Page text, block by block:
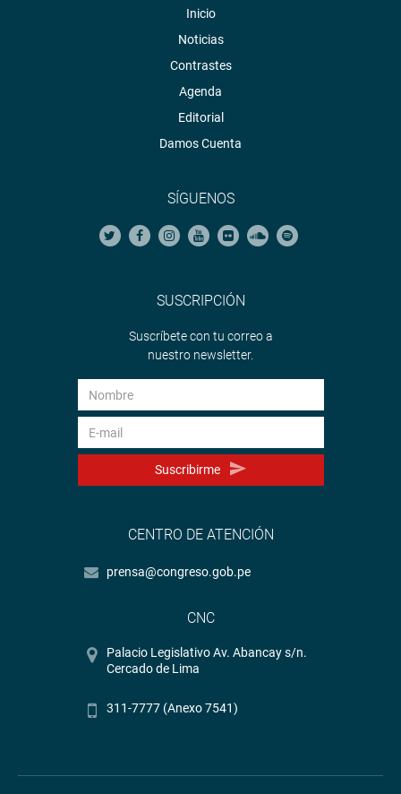
Inicio
Noticias
Contrastes
Agenda
Editorial
Damos Cuenta
SÍGUENOS
SUSCRIPCIÓN
Suscríbete con tu correo a
nuestro newsletter.
Suscribirme
CENTRO DE ATENCIÓN
prensa@congreso.gob.pe
CNC
Palacio Legislativo Av. Abancay s/n.
Cercado de Lima
311-7777 (Anexo 7541)